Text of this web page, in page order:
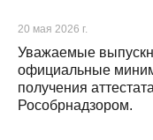
20 мая 2026 г.
Уважаемые
официальные
получения
Рособрнадзором.